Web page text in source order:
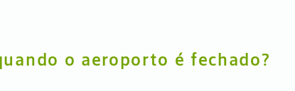
o aeroporto é fechado?